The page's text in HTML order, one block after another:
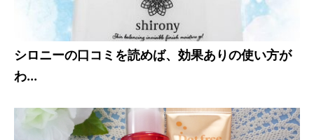
シロニーの口コミを読めば、効果ありの使い方が
わ...